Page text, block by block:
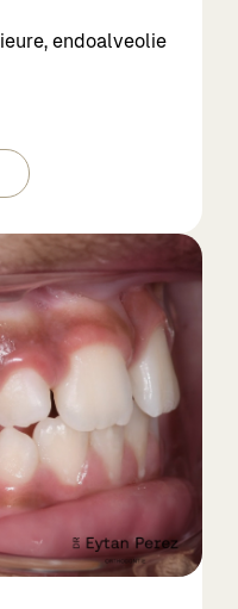
endoalveolie